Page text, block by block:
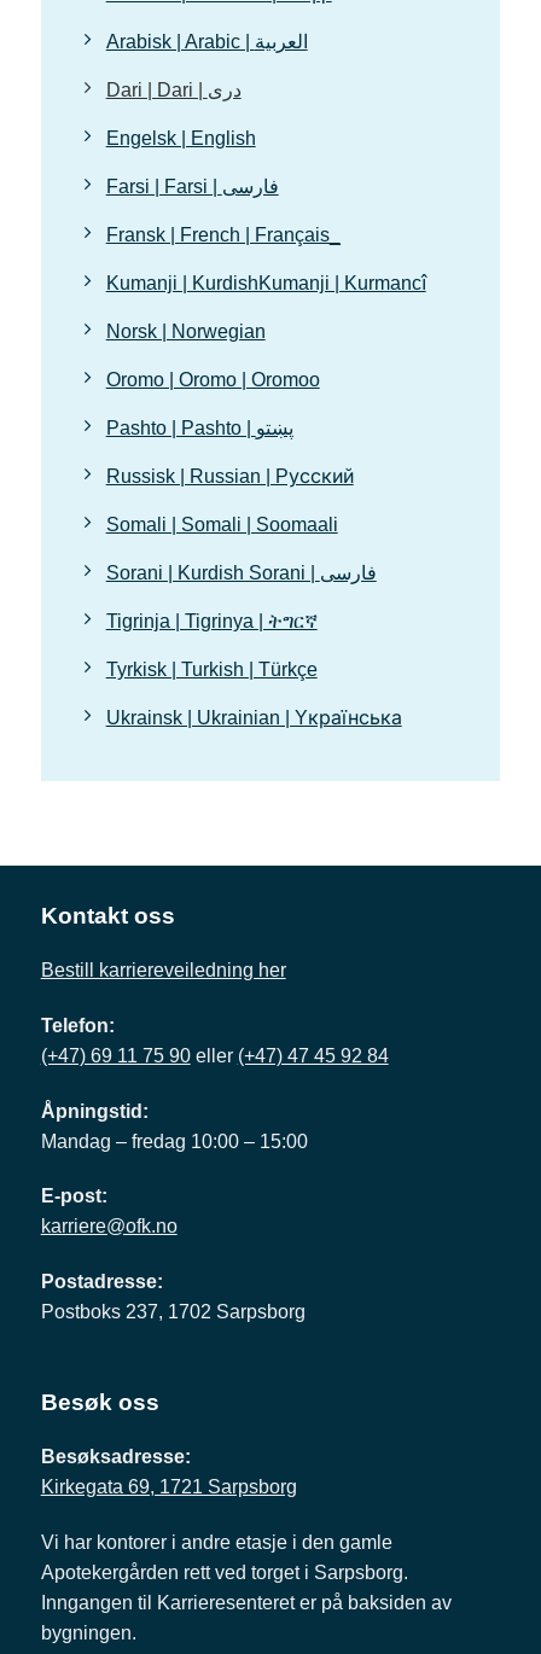
Arabisk | Arabic | العربية
Dari | Dari | دری
Engelsk | English
Farsi | Farsi | فارسی
Fransk | French | Français_
Kumanji | KurdishKumanji | Kurmancî
Norsk | Norwegian
Oromo | Oromo | Oromoo
Pashto | Pashto | پښتو
Russisk | Russian | Pусский
Somali | Somali | Soomaali
Sorani | Kurdish Sorani | فارسی
Tigrinja | Tigrinya | ትግርኛ
Tyrkisk | Turkish | Türkçe
Ukrainsk | Ukrainian | Yкраїнська
Kontakt oss
Bestill karriereveiledning her
Telefon:
(+47) 69 11 75 90eller (+47) 47 45 92 84
Åpningstid:
Mandag – fredag 10:00 – 15:00
E-post:
karriere@ofk.no
Postadresse:
Postboks 237, 1702 Sarpsborg
Besøk oss
Besøksadresse:
Kirkegata 69, 1721 Sarpsborg
Vi har kontorer i andre etasje i den gamle
Apotekergården rett ved torget i Sarpsborg.
Inngangen til Karrieresenteret er på baksiden av
bygningen.